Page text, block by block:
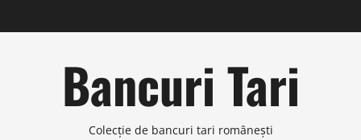
to
Bancuri Tari
Colecţie de bancuri tari româneşti